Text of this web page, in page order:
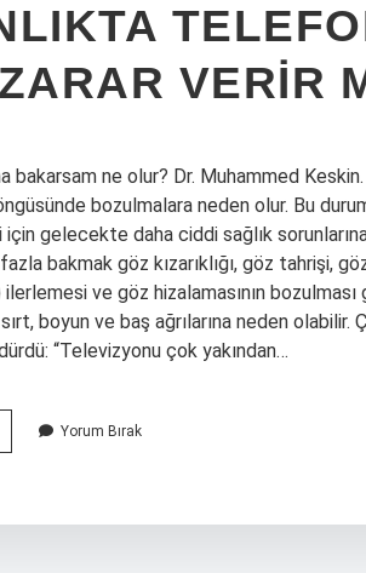
VERIR
bakarsam ne olur? Dr. Muhammed
bozulmalara neden olur. Bu
gelecekte daha ciddi sağlık
bakmak göz kızarıklığı, göz tahrişi,
ve göz hizalamasının
boyun ve baş ağrılarına neden
“Televizyonu çok yakından…
Yorum Bırak